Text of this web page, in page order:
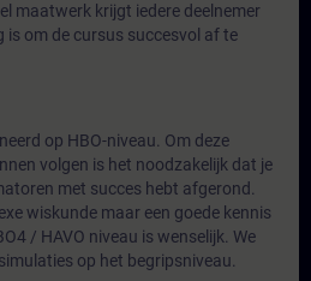
maatwerk krijgt iedere deelnemer
is om de cursus succesvol af te
op HBO-niveau. Om deze
volgen is het noodzakelijk dat je
met succes hebt afgerond.
wiskunde maar een goede kennis
/ HAVO niveau is wenselijk. We
op het begripsniveau.